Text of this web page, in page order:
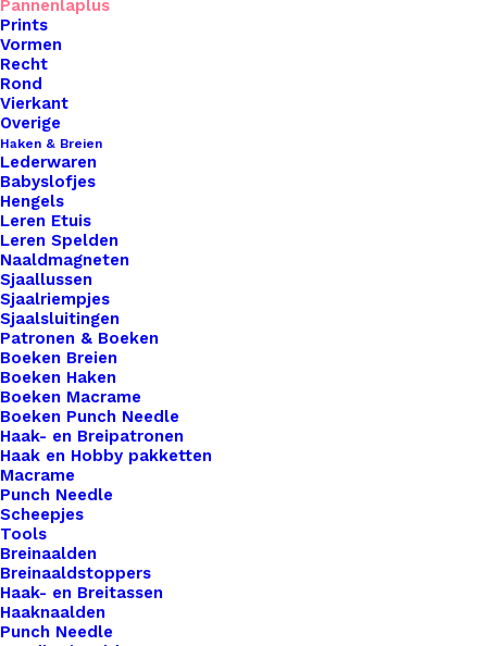
Pannenlaplus
Prints
Vormen
Recht
Rond
Vierkant
Overige
Haken & Breien
Lederwaren
Babyslofjes
Hengels
Leren Etuis
Leren Spelden
Naaldmagneten
Sjaallussen
Sjaalriempjes
Sjaalsluitingen
Patronen & Boeken
Boeken Breien
Boeken Haken
Boeken Macrame
Boeken Punch Needle
Haak- en Breipatronen
Haak en Hobby pakketten
Macrame
Punch Needle
Scheepjes
Tools
Breinaalden
Breinaaldstoppers
Haak- en Breitassen
Haaknaalden
Punch Needle
Lussen Met
Bevestiging Schroef
Bohemian
€3,50
Ontdek onze perfecte pannenlaplussen met
schroef voor gehaakte of gebreide pannenlappen!
Deze slim ontworpen lussen bieden niet alleen
een stijlvolle afwerking voor je handgemaakte
pannenlappen, maar maken ze ook eenvoudig te
verwijderen voor het wassen. Dankzij de handige
schroefbevestiging hoef je je geen zorgen te
maken over beschadiging van je creatie tijdens het
reinigen. Onze leren lussen voegen een vleugje
luxe toe aan je keukenaccessoires, terwijl ze
tegelijkertijd praktisch en functioneel blijven. Kies
voor kwaliteit, kies voor gemak – kies voor onze
leren lussen met schroef en geef je gehaakte of
gebreide pannenlappen een upgrade die zowel
het oog als het dagelijks gebruik. Inclusief schroef.